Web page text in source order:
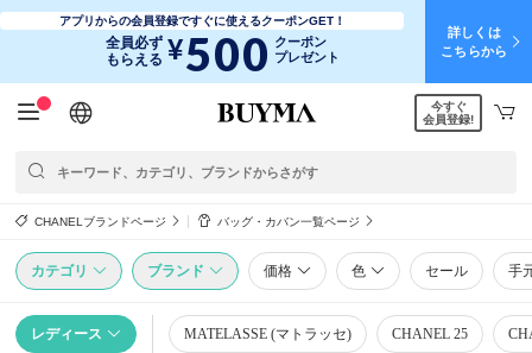
アプリからの会員登録ですぐに使えるクーポンGET！
全員必ず
もらえる ¥500 クーポン
プレゼント
詳しくは
こちらから
日本語
English
简体中文
繁體中文
今すぐ
会員登録!
CHANELブランドページ バッグ・カバン一覧ページ
カテゴリ ブランド 価格 色 セール 手
レディース MATELASSE (マトラッセ) CHANEL 25